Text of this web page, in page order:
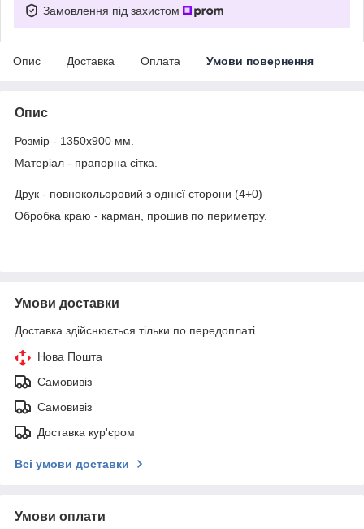
Замовлення під захистом
Опис Доставка Оплата Умови повернення
Опис
Розмір - 1350х900 мм.
Матеріал - прапорна сітка.
Друк - повнокольоровий з однієї сторони (4+0)
Обробка краю - карман, прошив по периметру.
Умови доставки
Доставка здійснюється тільки по передоплаті.
Нова Пошта
Самовивіз
Самовивіз
Доставка кур'єром
Всі умови доставки
Умови оплати